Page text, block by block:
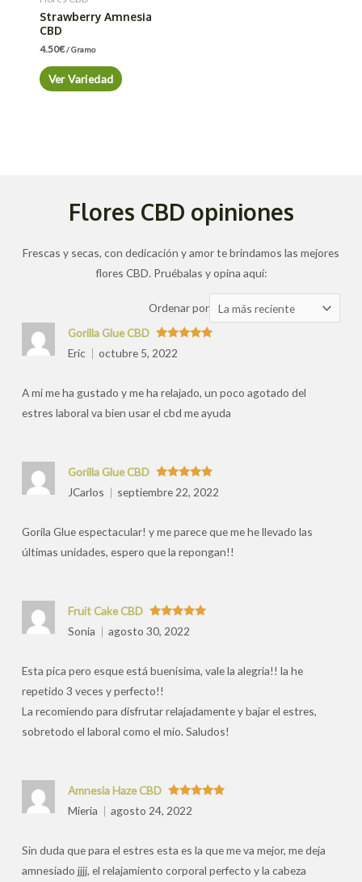
Strawberry Amnesia
CBD
4.50€/ Gramo
Ver Variedad
Flores CBD opiniones
Frescas y secas, con dedicación y amor te brindamos las mejores
flores CBD. Pruébalas y opina aquí:
Ordenar por Ordenar
las
Valorado
con
Gorilla Glue CBD
Eric
octubre 5, 2022
A mi me ha gustado y me ha relajado, un poco agotado del
estres laboral va bien usar el cbd me ayuda
Valorado
con5de 5
Gorilla Glue CBD
JCarlos
septiembre 22, 2022
Gorila Glue espectacular! y me parece que me he llevado las
últimas unidades, espero que la repongan!!
Valorado
con5de 5
Fruit Cake CBD
Sonia
agosto 30, 2022
Esta pica pero esque está buenisima, vale la alegria!! la he
repetido 3 veces y perfecto!!
La recomiendo para disfrutar relajadamente y bajar el estres,
sobretodo el laboral como el mio. Saludos!
Valorado
con5
Amnesia Haze CBD
Mieria
agosto 24, 2022
Sin duda que para el estres esta es la que me va mejor, me deja
amnesiado jjjj, el relajamiento corporal perfecto y la cabeza